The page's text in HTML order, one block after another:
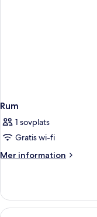
Rum
1 sovplats
Gratis wi-fi
Mer information
Mer